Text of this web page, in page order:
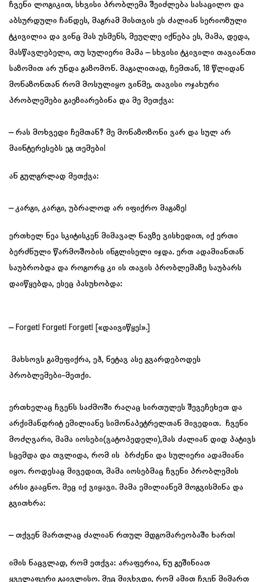
ჩვენი ლოგიკით, სხვისი პრობლემა შეიძლება სასაცილო და
აბსურდული ჩანდეს, მაგრამ მისთვის ეს ძალიან სერიოზული
ტკივილია და ვინც მას უსმენს, მეუღლე იქნება ეს, მამა, დედა,
მასწავლებელი, თუ სულიერი მამა – სხვისი ტკივილი თავიანთი
საზომით არ უნდა გაზომონ. მაგალითად, ჩემთან, 18 წლიდან
მონაზონთან რომ მოსულიყო ვინმე, თავისი ოჯახური
პრობლემები გაეზიარებინა და მე მეთქვა:
– რას მოხვედი ჩემთან? მე მონაზოზონი ვარ და სულ არ
მაინტერესებს ეგ თემები!
ან გულგრლად მეთქვა:
– კარგი, კარგი, უბრალოდ არ იფიქრო მაგაზე!
ერთხელ ნეა სკიტისკენ მიმავალ ნავზე ვისხედით, იქ ერთი
ბერძნული წარმოშობის ინგლისელი იჯდა. ერთ ადამიანთან
საუბრობდა და როგორც კი ის თავის პრობლემაზე საუბარს
დაიწყებდა, ესეც პასუხობდა:
– Forget! Forget! Forget! [«დაივიწყე!».]
მახსოვს გამეფიქრა, ეჰ, ნეტავ ასე გვარდებოდეს
პრობლემები-მეთქი.
ერთხელაც ჩვენს საძმოში რაღაც სირთულეს შევეჩეხეთ და
არქიმანდრიტ ემილიანე სიმონაპეტრელთან მივედით. ჩვენი
მოძღვარი, მამა იოსები(ვატოპედელი),მას ძალიან დიდ პატივს
სცემდა და თვლიდა, რომ ის ბრძენი და სულიერი ადამიანი
იყო. როდესაც მივედით, მამა იოსებმაც ჩვენი პრობლემის
არსი გააცნო. მეც იქ ვიყავი. მამა ემილიანემ მოგვისმინა და
გვითხრა:
– თქვენ მართლაც ძალიან რთულ მდგომარეობაში ხართ!
იმის ნაცვლად, რომ ეთქვა: არაფერია, ნუ გეშინიათ
ყველაფერი გაივლისო. მეც მივხვდი, რომ ამით ჩვენ მიმართ